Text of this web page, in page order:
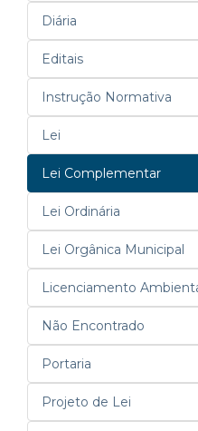
Diária
Editais
Instrução Normativa
Lei
Lei Complementar
Lei Ordinária
Lei Orgânica Municipal
Licenciamento
Não Encontrado
Portaria
Projeto de Lei